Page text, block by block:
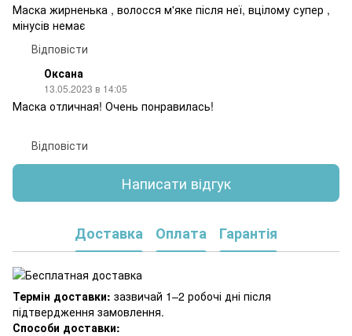
Маска жирненька , волосся м'яке після неї, вцілому супер ,
мінусів немає
Відповісти
Оксана
13.05.2023 в 14:05
Маска отличная! Очень понравилась!
Відповісти
Написати відгук
Доставка Оплата Гарантія
Термін доставки: зазвичай 1–2 робочі дні після
підтвердження замовлення.
Способи доставки: